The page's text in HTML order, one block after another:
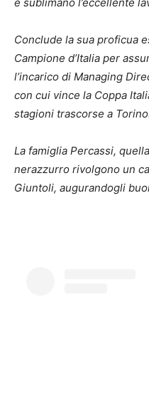
Conclude la sua proficua
Campione d’Italia per
l’incarico di Managing
con cui vince la Coppa
stagioni trascorse a
La famiglia Percassi,
nerazzurro rivolgono un
Giuntoli, augurandogli